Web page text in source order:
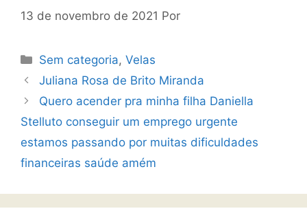
13 de novembro de 2021 Por
Sem categoria,Velas
Juliana Rosa de Brito Miranda
Quero acender pra minha filha Daniella
Stelluto conseguir um emprego urgente
estamos passando por muitas dificuldades
financeiras saúde amém